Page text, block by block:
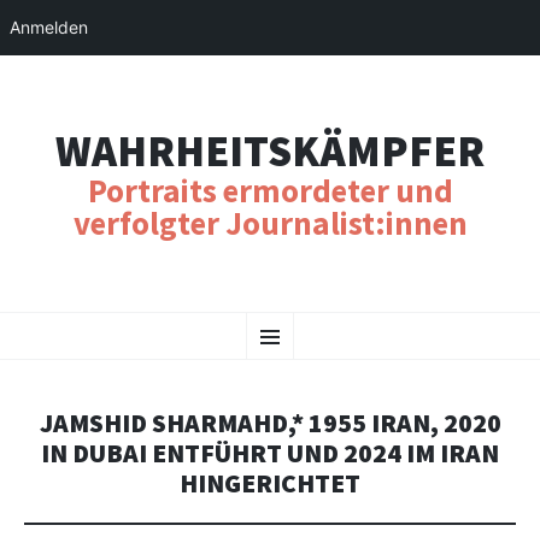
WAHRHEITSKÄMPFER
Portraits ermordeter und
verfolgter Journalist:innen
Menu
TO
JAMSHID SHARMAHD,* 1955 IRAN, 2020
IN DUBAI ENTFÜHRT UND 2024 IM IRAN
HINGERICHTET
Anmelden